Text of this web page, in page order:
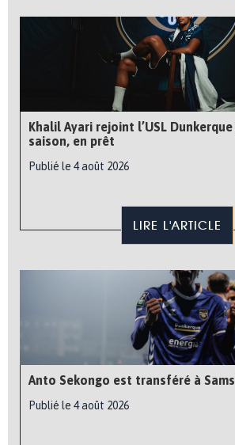
Khalil Ayari rejoint l’USL
saison, en prêt
Publié le 4 août 2026
LIRE L'ARTICLE
Anto Sekongo est transféré à
Publié le 4 août 2026